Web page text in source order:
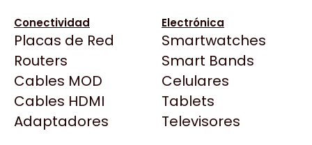
Conectividad
Placas de Red
Routers
Cables MOD
Cables HDMI
Adaptadores
Electrónica
Smartwatches
Smart Bands
Celulares
Tablets
Televisores
Deepcool
Dell
EVGA
Gamemax
Genesis
Genius
Click Gaming
Compufan Store
Dinobyte
Full H4rd
Gaming City
Gezatek